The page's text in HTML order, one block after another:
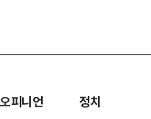
오피니언 정치